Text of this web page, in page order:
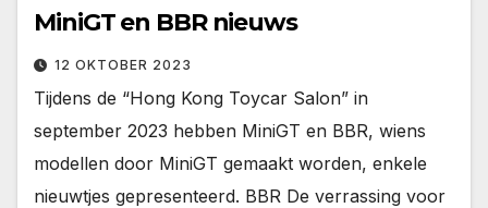
MiniGT en BBR nieuws
12 OKTOBER 2023
Tijdens de “Hong Kong Toycar Salon” in
september 2023 hebben MiniGT en BBR, wiens
modellen door MiniGT gemaakt worden, enkele
nieuwtjes gepresenteerd. BBR De verrassing voor